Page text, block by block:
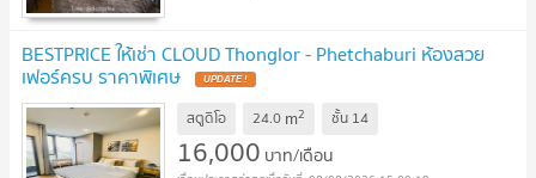
BESTPRICE ให้เช่า CLOUD Thonglor - Phetchaburi ห้องสวย
เฟอร์ครบ ราคาพิเศษ
สตูดิโอ 24.0 m2 ชั้น 14
16,000 บาท/เดือน